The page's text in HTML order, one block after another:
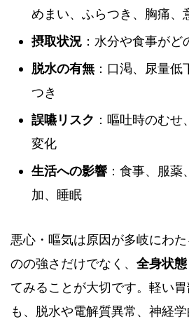
めまい、ふらつき、胸痛、
摂取状況 ：水分や食事が
脱水の有無 ：口渇、尿量
つき
誤嚥リスク ：嘔吐時のむ
変化
生活への影響 ：食事、服
加、睡眠
悪心・嘔気は原因が多岐にわ
のの強さだけでなく、 全身状
てみることが大切です。軽い
も、脱水や電解質異常、神経